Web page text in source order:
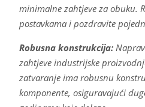
minimalne zahtjeve za obuku.
postavkama i pozdravite
Robusna konstrukcija:
zahtjeve industrijske
zatvaranje ima robusnu
komponente, osiguravajući